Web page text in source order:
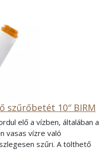
szűrőbetét 10″ BIRM
elő a vízben, általában a
vasas vízre való
szűri. A tölthető